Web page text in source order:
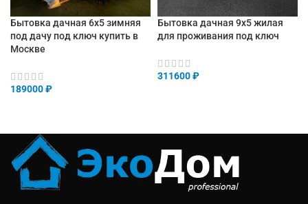
Бытовка дачная 6х5 зимняя
под дачу под ключ купить в
Москве
189000₽
Бытовка дачная 9х5 жилая
для проживания под ключ
311600₽